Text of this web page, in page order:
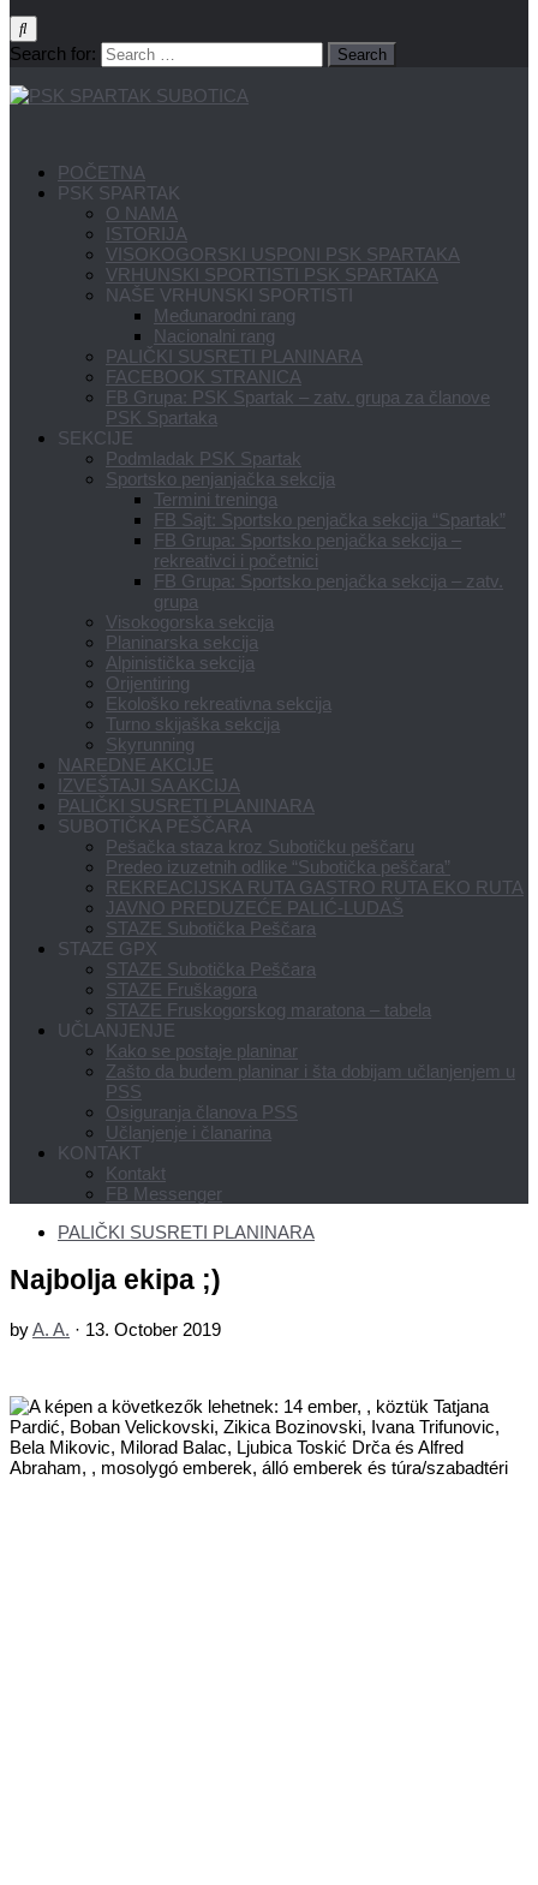
Search for:
POČETNA
PSK SPARTAK
O NAMA
ISTORIJA
VISOKOGORSKI USPONI PSK SPARTAKA
VRHUNSKI SPORTISTI PSK SPARTAKA
NAŠE VRHUNSKI SPORTISTI
Međunarodni rang
Nacionalni rang
PALIČKI SUSRETI PLANINARA
FACEBOOK STRANICA
FB Grupa: PSK Spartak – zatv. grupa za članove
PSK Spartaka
SEKCIJE
Podmladak PSK Spartak
Sportsko penjanjačka sekcija
Termini treninga
FB Sajt: Sportsko penjačka sekcija “Spartak”
FB Grupa: Sportsko penjačka sekcija –
rekreativci i početnici
FB Grupa: Sportsko penjačka sekcija – zatv.
grupa
Visokogorska sekcija
Planinarska sekcija
Alpinistička sekcija
Orijentiring
Ekološko rekreativna sekcija
Turno skijaška sekcija
Skyrunning
NAREDNE AKCIJE
IZVEŠTAJI SA AKCIJA
PALIČKI SUSRETI PLANINARA
SUBOTIČKA PEŠČARA
Pešačka staza kroz Subotičku peščaru
Predeo izuzetnih odlike “Subotička peščara”
REKREACIJSKA RUTA GASTRO RUTA EKO RUTA
JAVNO PREDUZEĆE PALIĆ-LUDAŠ
STAZE Subotička Peščara
STAZE GPX
STAZE Subotička Peščara
STAZE Fruškagora
STAZE Fruskogorskog maratona – tabela
UČLANJENJE
Kako se postaje planinar
Zašto da budem planinar i šta dobijam učlanjenjem u
PSS
Osiguranja članova PSS
Učlanjenje i članarina
KONTAKT
Kontakt
FB Messenger
PALIČKI SUSRETI PLANINARA
Najbolja ekipa ;)
byA. A. · 13. October 2019